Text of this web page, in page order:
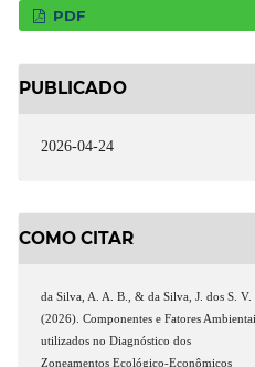
PDF
PUBLICADO
2026-04-24
COMO CITAR
da Silva, A. A. B., & da Silva, J. dos S. V.
(2026). Componentes e Fatores
utilizados no Diagnóstico dos
Zoneamentos Ecológico-Econômicos